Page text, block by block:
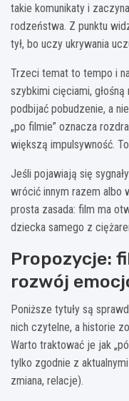
takie komunikaty i
rodzeństwa. Z punktu
tył, bo uczy ukrywania
Trzeci temat to tempo i
szybkimi cięciami,
podbijać pobudzenie, a
„po filmie” oznacza
większą impulsywność.
Jeśli pojawiają się
wrócić innym razem albo
prosta zasada: film ma
dziecka samego z
Propozycje:
rozwój
Poniższe tytuły są
nich czytelne, a historie
Warto traktować je jak
tylko zgodnie z
zmiana, relacje).